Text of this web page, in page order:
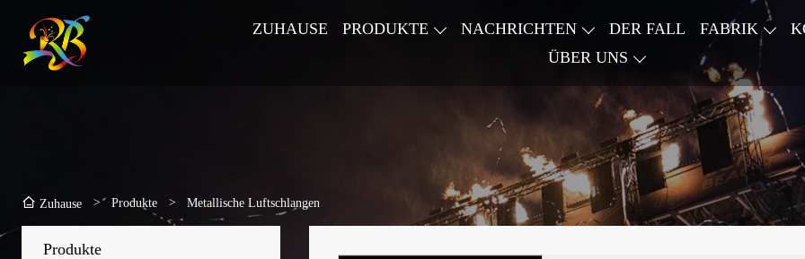
ZUHAUSE PRODUKTE NACHRICHTEN DER FALL FABRIK
ÜBER UNS
Zuhause > Produkte > Metallische Luftschlangen
Produkte